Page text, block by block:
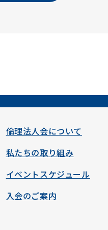
倫理法人会について
私たちの取り組み
イベントスケジュール
入会のご案内